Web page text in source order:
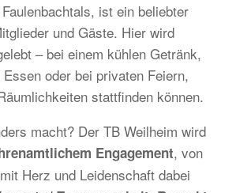
ist ein beliebter
und Gäste. Hier wird
– bei einem kühlen Getränk,
oder bei privaten Feiern,
stattfinden können.
macht? Der TB Weilheim wird
Engagement, von
Herz und Leidenschaft dabei